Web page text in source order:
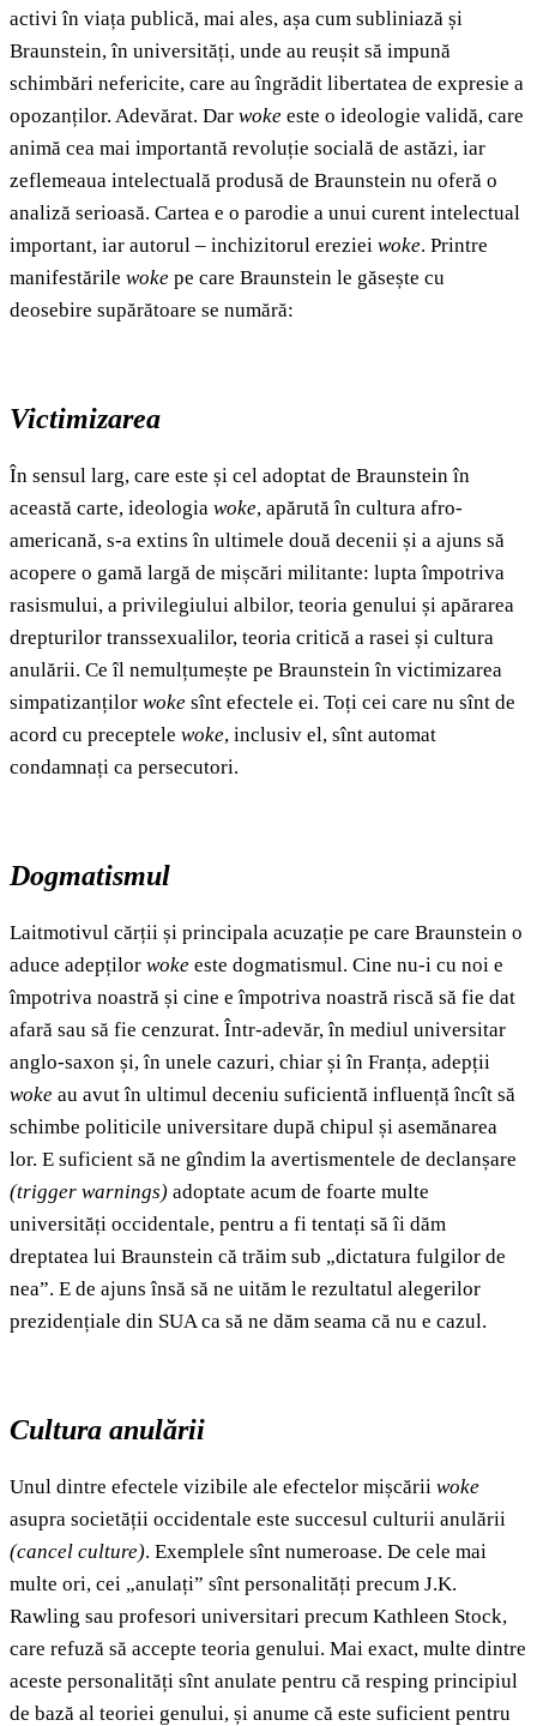
activi în viața publică, mai ales, așa cum subliniază și
Braunstein, în universități, unde au reușit să impună
schimbări nefericite, care au îngrădit libertatea de expresie a
opozanților. Adevărat. Dar woke este o ideologie validă, care
animă cea mai importantă revoluție socială de astăzi, iar
zeflemeaua intelectuală produsă de Braunstein nu oferă o
analiză serioasă. Cartea e o parodie a unui curent intelectual
important, iar autorul – inchizitorul ereziei woke. Printre
manifestările woke pe care Braunstein le găsește cu
deosebire supărătoare se numără:
Victimizarea
În sensul larg, care este și cel adoptat de Braunstein în
această carte, ideologia woke, apărută în cultura afro-
americană, s-a extins în ultimele două decenii și a ajuns să
acopere o gamă largă de mișcări militante: lupta împotriva
rasismului, a privilegiului albilor, teoria genului și apărarea
drepturilor transsexualilor, teoria critică a rasei și cultura
anulării. Ce îl nemulțumește pe Braunstein în victimizarea
simpatizanților woke sînt efectele ei. Toți cei care nu sînt de
acord cu preceptele woke, inclusiv el, sînt automat
condamnați ca persecutori.
Dogmatismul
Laitmotivul cărții și principala acuzație pe care Braunstein o
aduce adepților woke este dogmatismul. Cine nu-i cu noi e
împotriva noastră și cine e împotriva noastră riscă să fie dat
afară sau să fie cenzurat. Într-adevăr, în mediul universitar
anglo-saxon și, în unele cazuri, chiar și în Franța, adepții
woke au avut în ultimul deceniu suficientă influență încît să
schimbe politicile universitare după chipul și asemănarea
lor. E suficient să ne gîndim la avertismentele de declanșare
(trigger warnings) adoptate acum de foarte multe
universități occidentale, pentru a fi tentați să îi dăm
dreptatea lui Braunstein că trăim sub „dictatura fulgilor de
nea”. E de ajuns însă să ne uităm le rezultatul alegerilor
prezidențiale din SUA ca să ne dăm seama că nu e cazul.
Cultura anulării
Unul dintre efectele vizibile ale efectelor mișcării woke
asupra societății occidentale este succesul culturii anulării
(cancel culture). Exemplele sînt numeroase. De cele mai
multe ori, cei „anulați” sînt personalități precum J.K.
Rawling sau profesori universitari precum Kathleen Stock,
care refuză să accepte teoria genului. Mai exact, multe dintre
aceste personalități sînt anulate pentru că resping principiul
de bază al teoriei genului, și anume că este suficient pentru